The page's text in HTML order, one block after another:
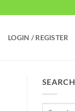
LOGIN / REGISTER
SEARCH